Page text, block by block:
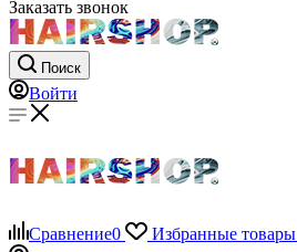
Заказать звонок
Поиск
Войти
Сравнение0 Избранные товары